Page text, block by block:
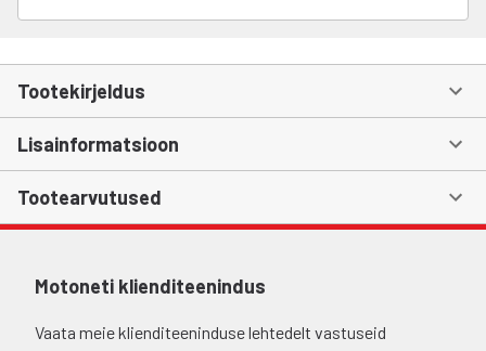
Tootekirjeldus
Lisainformatsioon
Tootearvutused
Motoneti klienditeenindus
Vaata meie klienditeeninduse lehtedelt vastuseid